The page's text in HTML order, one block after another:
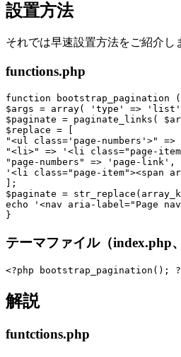
設置方法
それでは早速設置方法をご紹介
functions.php
function bootstrap_pagination
$args = array( 'type' =>
$paginate = paginate_links(
$replace = [
"<ul class='page-numbers'>"
"<li>" => '<li class="page-
"page-numbers" => 'page-link',
'<li class="page-item"><span
];
$paginate =
echo '<nav aria-label="Page
}
テーマファイル（index.php
<?php bootstrap_pagination();
解説
funtctions.php